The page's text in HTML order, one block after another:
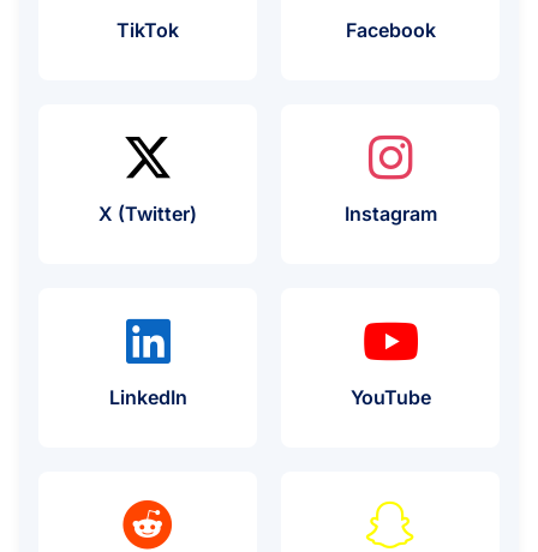
TikTokプロキシの使用例 Facebookプロキシの
X (Twitter) プロキシの使用例Instagramプロキシの
LinkedInプロキシの使用例 YouTubeプロキシの